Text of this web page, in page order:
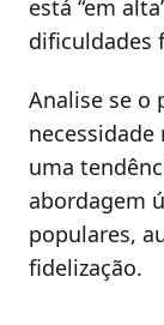
está “em
dificuldades
Analise se o
necessidade
uma
abordagem
populares,
fidelização.